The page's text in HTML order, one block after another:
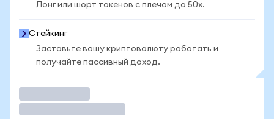
Лонг или шорт токенов с плечом до 50x.
Стейкинг
Заставьте вашу криптовалюту работать и
получайте пассивный доход.